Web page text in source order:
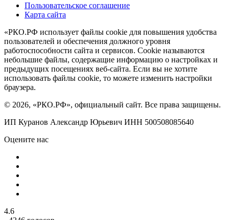
Пользовательское соглашение
Карта сайта
«РКО.РФ использует файлы cookie для повышения удобства
пользователей и обеспечения должного уровня
работоспособности сайта и сервисов. Cookie называются
небольшие файлы, содержащие информацию о настройках и
предыдущих посещениях веб-сайта. Если вы не хотите
использовать файлы cookie, то можете изменить настройки
браузера.
© 2026, «РКО.РФ», официальный сайт. Все права защищены.
ИП Куранов Александр Юрьевич ИНН 500508085640
Оцените нас
4.6